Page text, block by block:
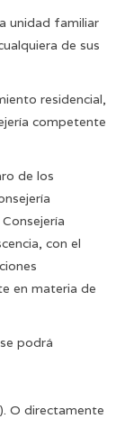
unidad familiar
de sus
residencial,
competente
de los
con el
en materia de
podrá
). O directamente